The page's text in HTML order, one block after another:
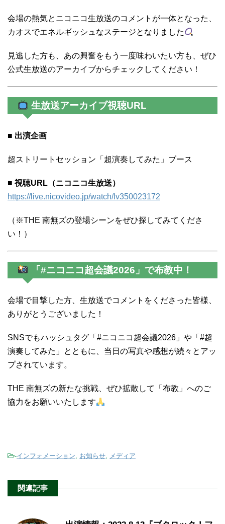
会場の熱気とニコニコ生放送のコメントが一体となった、
カオスでエネルギッシュなステージとなりました
見逃した方も、あの興奮をもう一度味わいたい方も、ぜひ
公式生放送のアーカイブからチェックしてください！
生放送アーカイブ視聴URL
■ 出演企画
超ストリートセッション「超演奏してみた」ブース
■ 視聴URL（ニコニコ生放送）
https://live.nicovideo.jp/watch/lv350023172
（※THE 南無ズの登場シーンをぜひ探してみてくださ
い！）
「#ニコニコ超会議2026」で布教中！
会場で目撃した方、生放送でコメントをくださった皆様、
ありがとうございました！
SNSでもハッシュタグ「#ニコニコ超会議2026」や「#超
演奏してみた」とともに、当日の写真や感想が続々とアッ
プされています。
THE 南無ズの新たな挑戦、ぜひ拡散して「布教」へのご
協力をお願いいたします
-インフォメーション, お知らせ, メディア
関連記事